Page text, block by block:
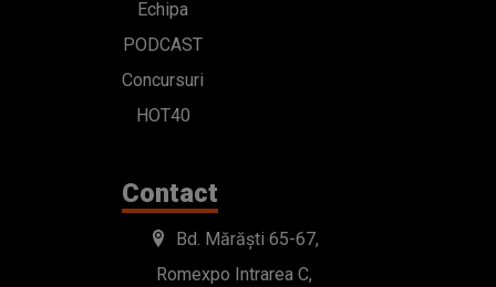
Echipa
PODCAST
Concursuri
HOT40
Contact
Bd. Mărăști 65-67,
Romexpo Intrarea C,